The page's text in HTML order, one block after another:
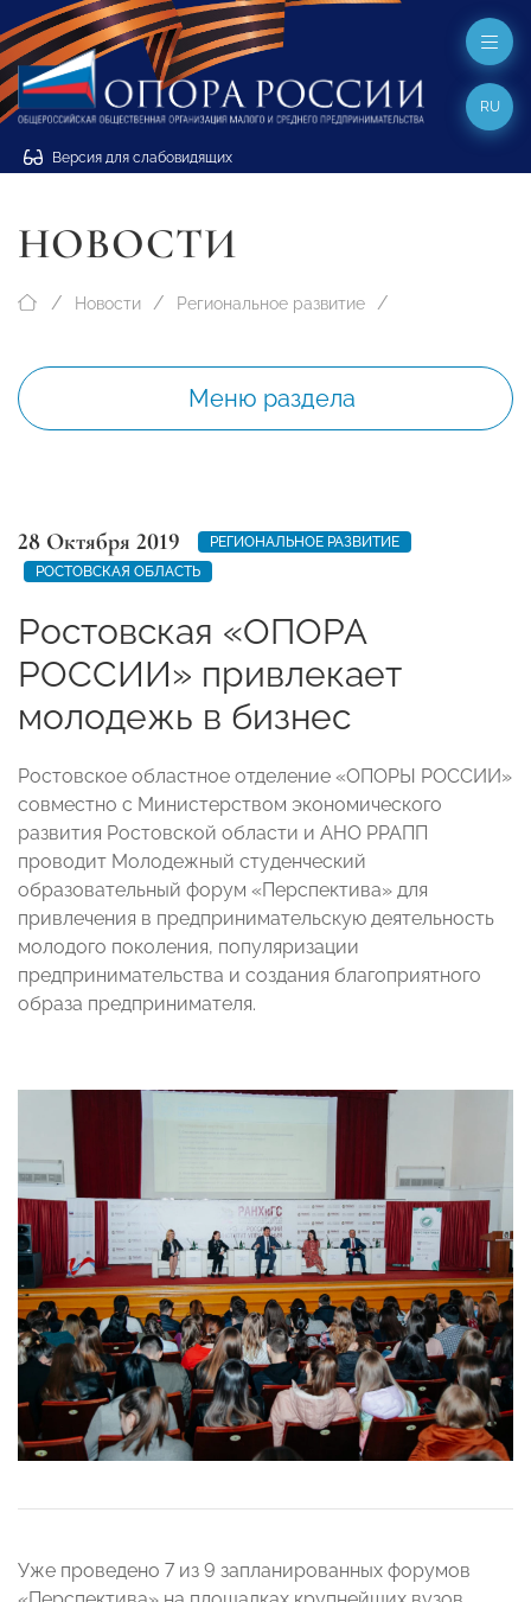
Версия для слабовидящих
RU
НОВОСТИ
Новости Региональное развитие
Меню раздела
28 Октября 2019
РЕГИОНАЛЬНОЕ РАЗВИТИЕ
РОСТОВСКАЯ ОБЛАСТЬ
Ростовская «ОПОРА
РОССИИ» привлекает
молодежь в бизнес
Ростовское областное отделение «ОПОРЫ РОССИИ»
совместно с Министерством экономического
развития Ростовской области и АНО РРАПП
проводит Молодежный студенческий
образовательный форум «Перспектива» для
привлечения в предпринимательскую деятельность
молодого поколения, популяризации
предпринимательства и создания благоприятного
образа предпринимателя.
Уже проведено 7 из 9 запланированных форумов